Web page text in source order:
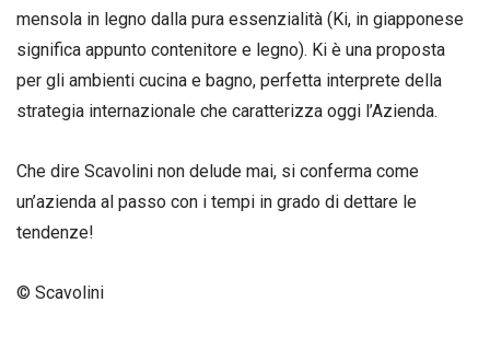
mensola in legno dalla pura essenzialità (Ki, in giapponese
significa appunto contenitore e legno). Ki è una proposta
per gli ambienti cucina e bagno, perfetta interprete della
strategia internazionale che caratterizza oggi l’Azienda.
Che dire Scavolini non delude mai, si conferma come
un’azienda al passo con i tempi in grado di dettare le
tendenze!
© Scavolini